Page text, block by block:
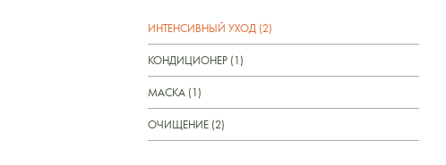
ИНТЕНСИВНЫЙ УХОД (2)
КОНДИЦИОНЕР (1)
МАСКА (1)
ОЧИЩЕНИЕ (2)